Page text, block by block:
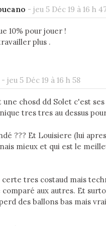
- jeu 5 Déc 19 à 16 h
10% pour jouer !
plus .
- jeu 5 Déc 19 à 16 h 58
chosd dd Solet c'est
tres tres au dessus
??? Et Louisiere (lui
mieux et qui est le
tres costaud mais
aux autres. Et
des ballons bas mais